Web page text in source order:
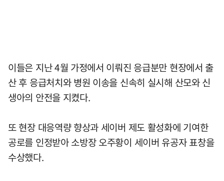
이들은 지난 4월 가정에서 이뤄진 응급분만 현장에서 출
산 후 응급처치와 병원 이송을 신속히 실시해 산모와 신
생아의 안전을 지켰다.
또 현장 대응역량 향상과 세이버 제도 활성화에 기여한
공로를 인정받아 소방장 오주황이 세이버 유공자 표창을
수상했다.